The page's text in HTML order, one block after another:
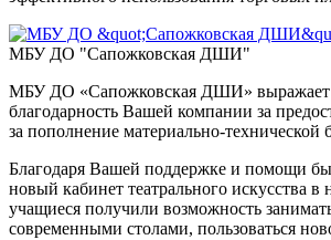
МБУ ДО "Сапожковская ДШИ"
МБУ ДО «Сапожковская ДШИ»
благодарность Вашей компании за
за пополнение материально-
Благодаря Вашей поддержке и помощи
новый кабинет театрального искусства в
учащиеся получили возможность
современными столами, пользоваться